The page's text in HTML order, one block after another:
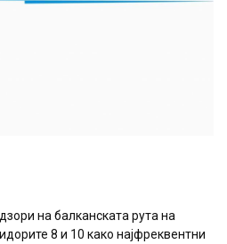
на балканската рута на
8 и 10 како најфреквентни